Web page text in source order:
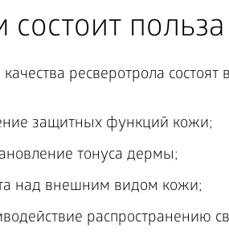
состоит
ресверотрола
защитных функций кожи;
тонуса дермы;
над внешним видом кожи;
распространению